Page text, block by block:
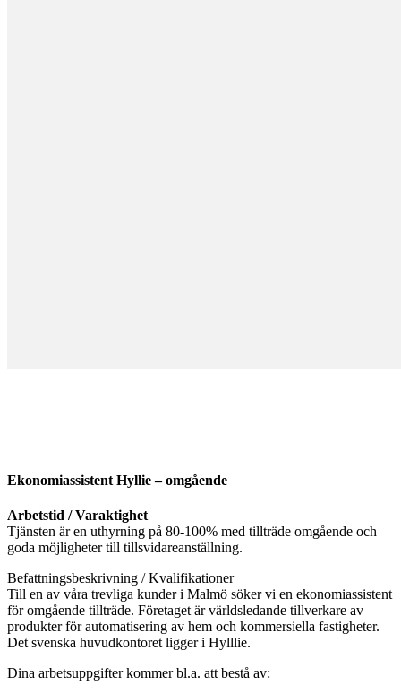
Ekonomiassistent Hyllie – omgående
Arbetstid / Varaktighet
Tjänsten är en uthyrning på 80-100% med tillträde omgående och
goda möjligheter till tillsvidareanställning.
Befattningsbeskrivning / Kvalifikationer
Till en av våra trevliga kunder i Malmö söker vi en ekonomiassistent
för omgående tillträde. Företaget är världsledande tillverkare av
produkter för automatisering av hem och kommersiella fastigheter.
Det svenska huvudkontoret ligger i Hylllie.
Dina arbetsuppgifter kommer bl.a. att bestå av: